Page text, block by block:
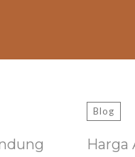
Blog
Harga